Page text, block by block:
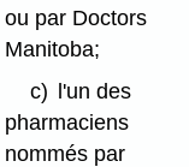
ou par Doctors
Manitoba;
c) l'un des
pharmaciens
nommés par